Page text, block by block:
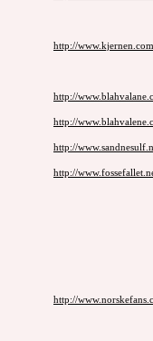
http://www.kjernen.com
http://
http://
http://
http://
http://